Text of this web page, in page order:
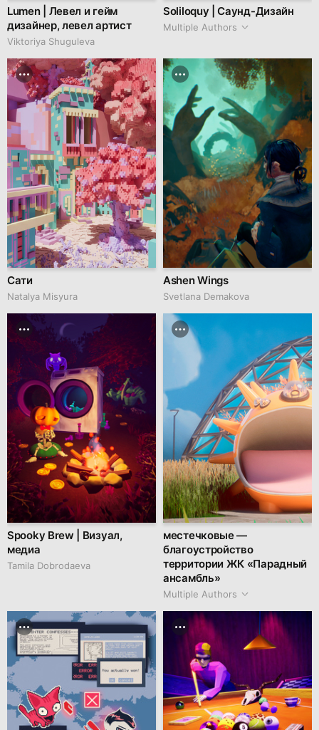
Lumen | Левел и гейм
дизайнер, левел артист
Viktoriya Shuguleva
Soliloquy | Саунд-Дизайн
Multiple Authors
Сати
Natalya Misyura
Ashen Wings
Svetlana Demakova
Spooky Brew | Визуал,
медиа
Tamila Dobrodaeva
местечковые —
благоустройство
территории ЖК «Парадный
ансамбль»
Multiple Authors